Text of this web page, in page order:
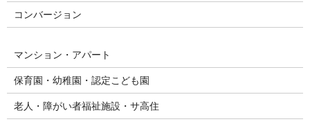
コンバージョン
マンション・アパート
保育園・幼稚園・認定こども園
老人・障がい者福祉施設・サ高住